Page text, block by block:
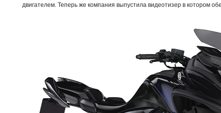
двигателем. Теперь же компания выпустила видеотизер в котором